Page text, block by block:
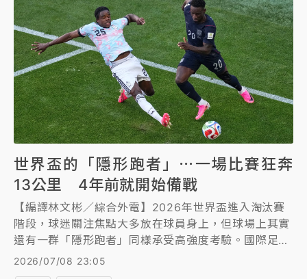
世界盃的「隱形跑者」⋯一場比賽狂奔
13公里 4年前就開始備戰
【編譯林文彬／綜合外電】2026年世界盃進入淘汰賽
階段，球迷關注焦點大多放在球員身上，但球場上其實
還有一群「隱形跑者」同樣承受高強度考驗。國際足球
總會（FIFA）指出，世界盃裁判每場比賽通常必須在球
場上奔跑12至13公里，與許多球員不相上下，心率常突
2026/07/08 23:05